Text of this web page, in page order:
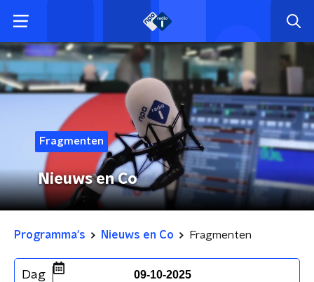
Fragmenten
Nieuws en Co
Programma's Nieuws en Co Fragmenten
Dag 09-10-2025